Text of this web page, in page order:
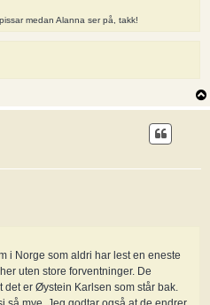
medan Alanna ser på, takk!
i Norge som aldri har lest en eneste
uten store forventninger. De
er Øystein Karlsen som står bak.